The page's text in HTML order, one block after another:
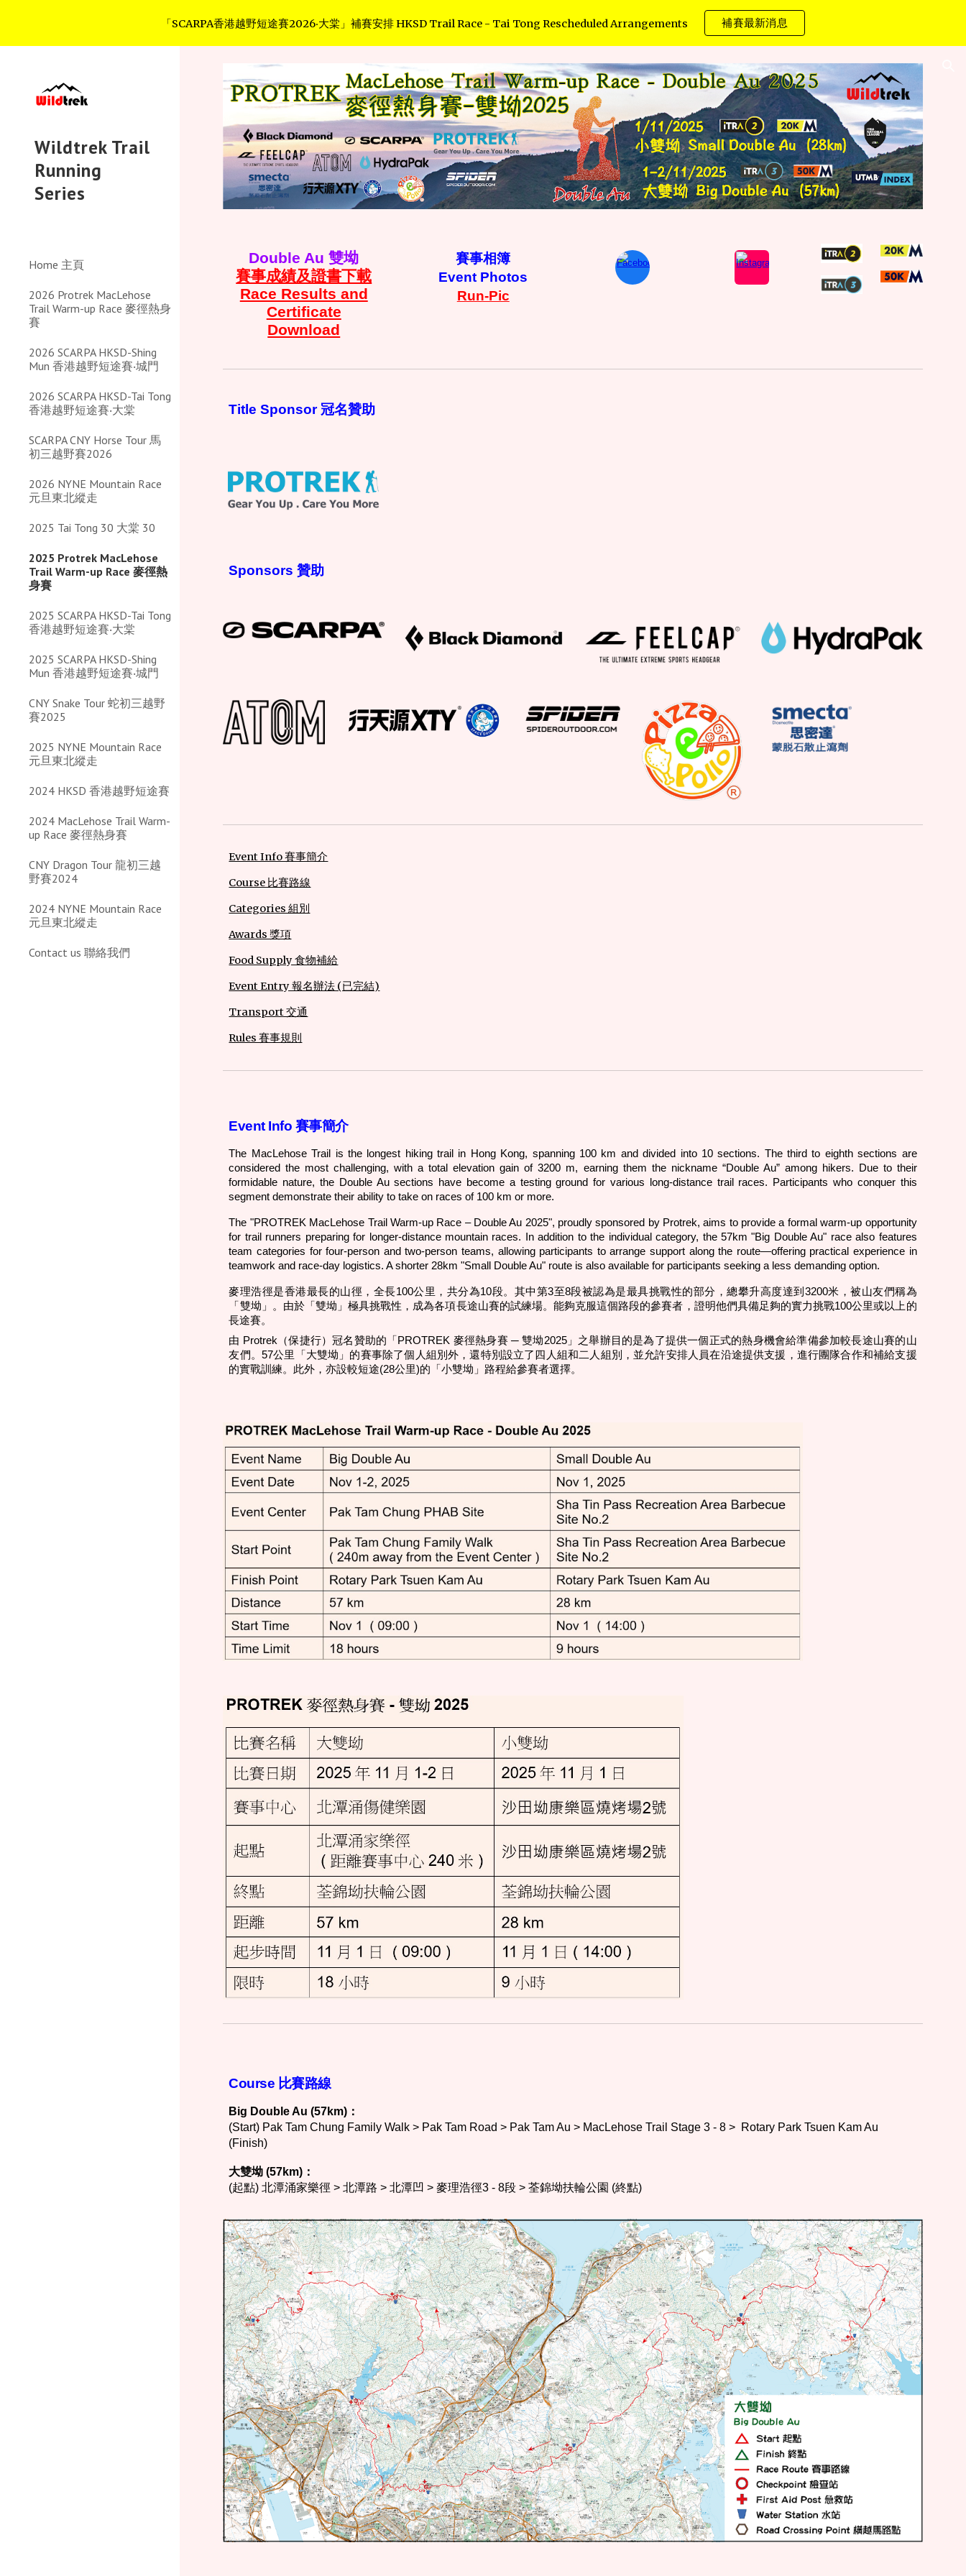
Skip to main content Skip to navigation
「SCARPA香港越野短途賽2026‧大棠」補賽安排 HKSD Trail Race - Tai Tong Rescheduled Arrangements 補賽最新消息
Wildtrek Trail
Running
Series
Home 主頁
2026 Protrek MacLehose
Trail Warm-up Race 麥徑熱身
賽
2026 SCARPA HKSD-Shing
Mun 香港越野短途賽‧城門
2026 SCARPA HKSD-Tai Tong
香港越野短途賽‧大棠
SCARPA CNY Horse Tour 馬
初三越野賽2026
2026 NYNE Mountain Race
元旦東北縱走
2025 Tai Tong 30 大棠 30
2025 Protrek MacLehose
Trail Warm-up Race 麥徑熱
身賽
2025 SCARPA HKSD-Tai Tong
香港越野短途賽‧大棠
2025 SCARPA HKSD-Shing
Mun 香港越野短途賽‧城門
CNY Snake Tour 蛇初三越野
賽2025
2025 NYNE Mountain Race
元旦東北縱走
2024 HKSD 香港越野短途賽
2024 MacLehose Trail Warm-
up Race 麥徑熱身賽
CNY Dragon Tour 龍初三越
野賽2024
2024 NYNE Mountain Race
元旦東北縱走
Contact us 聯絡我們
Double Au 雙坳
賽事成績及證書下載
Race Results and
Certificate
Download
賽事相簿
Event Photos
Run-Pic
Title Sponsor 冠名贊助
Sponsors 贊助
Event Info 賽事簡介
Course 比賽路線
Categories 組別
Awards 獎項
Food Supply 食物補給
Event Entry 報名辦法 (已完結)
Transport 交通
Rules 賽事規則​​
Event Info 賽事簡介
The MacLehose Trail is the longest hiking trail in Hong Kong, spanning 100 km and divided into 10 sections. The third to eighth sections are
considered the most challenging, with a total elevation gain of 3200 m, earning them the nickname “Double Au” among hikers. Due to their
formidable nature, the Double Au sections have become a testing ground for various long-distance trail races. Participants who conquer this
segment demonstrate their ability to take on races of 100 km or more.
The "PROTREK MacLehose Trail Warm-up Race – Double Au 2025", proudly sponsored by Protrek, aims to provide a formal warm-up opportunity
for trail runners preparing for longer-distance mountain races. In addition to the individual category, the 57km "Big Double Au" race also features
team categories for four-person and two-person teams, allowing participants to arrange support along the route—offering practical experience in
teamwork and race-day logistics. A shorter 28km "Small Double Au" route is also available for participants seeking a less demanding option.
麥理浩徑是香港最長的山徑，全長100公里，共分為10段。其中第3至8段被認為是最具挑戰性的部分，總攀升高度達到3200米，被山友們稱為
「雙坳」。由於「雙坳」極具挑戰性，成為各項長途山賽的試練場。能夠克服這個路段的參賽者，證明他們具備足夠的實力挑戰100公里或以上的
長途賽。
由 Protrek（保捷行）冠名贊助的「PROTREK 麥徑熱身賽 ─ 雙坳2025」之舉辦目的是為了提供一個正式的熱身機會給準備參加較長途山賽的山
友們。57公里「大雙坳」的賽事除了個人組別外，還特別設立了四人組和二人組別，並允許安排人員在沿途提供支援，進行團隊合作和補給支援
的實戰訓練。此外，亦設較短途(28公里)的「小雙坳」路程給參賽者選擇。
Course 比賽路線
Big Double Au (57km)：
(Start) Pak Tam Chung Family Walk > Pak Tam Road > Pak Tam Au > MacLehose Trail Stage 3- 8 > Rotary Park Tsuen Kam Au
(Finish)
大雙坳(57km) ：
(起點)北潭涌家樂徑 > 北潭路 > 北潭凹 > 麥理浩徑3- 8段 > 荃錦坳扶輪公園 (終點)